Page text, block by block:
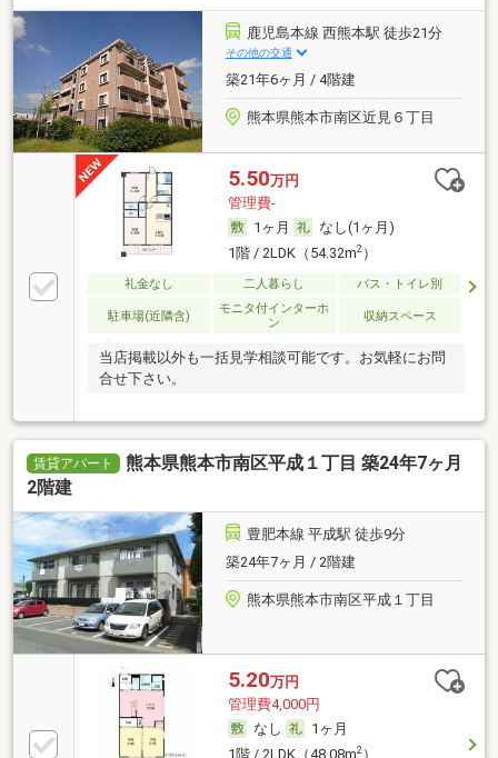
鹿児島本線 西熊本駅 徒歩21分
その他の交通
築21年6ヶ月 / 4階建
熊本県熊本市南区近見６丁目
5.50万円
管理費-
1ヶ月
なし(1ヶ月)
1階 / 2LDK（54.32m2）
礼金なし 二人暮らし バス・トイレ別
駐車場(近隣含)
モニタ付インターホ
ン
収納スペース
当店掲載以外も一括見学相談可能です。お気軽にお問
合せ下さい。
賃貸アパート
熊本県熊本市南区平成１丁目 築24年7ヶ月
2階建
豊肥本線 平成駅 徒歩9分
築24年7ヶ月 / 2階建
熊本県熊本市南区平成１丁目
5.20万円
管理費4,000円
なし
1ヶ月
1階 / 2LDK（48.08m2）